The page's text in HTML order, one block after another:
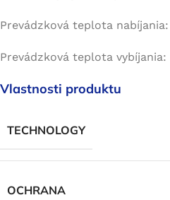
Prevádzková teplota nabíjania:
Prevádzková teplota vybíjania:
Vlastnosti produktu
TECHNOLOGY
OCHRANA